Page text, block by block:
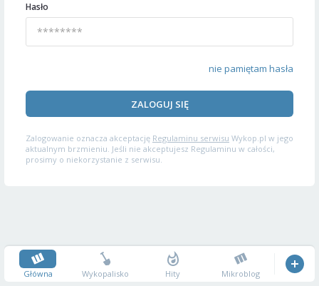
Hasło
nie pamiętam hasła
ZALOGUJ SIĘ
Zalogowanie oznacza akceptację Regulaminu serwisu Wykop.pl w jego
aktualnym brzmieniu. Jeśli nie akceptujesz Regulaminu w całości,
prosimy o niekorzystanie z serwisu.
Główna Wykopalisko Hity Mikroblog